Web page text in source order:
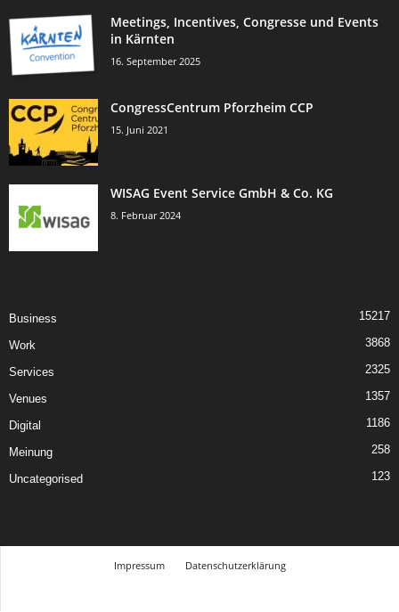
Meetings, Incentives, Congresse und Events
in Kärnten
16. September 2025
CongressCentrum Pforzheim CCP
15. Juni 2021
WISAG Event Service GmbH & Co. KG
8. Februar 2024
Business 15217
Work 3868
Services 2325
Venues 1357
Digital 1186
Meinung 258
Uncategorised 123
Impressum
Datenschutzerklärung